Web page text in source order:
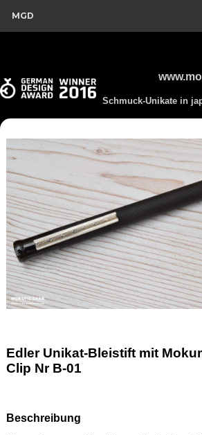
MGD
Schmuck-Unikate in
Edler Unikat-Bleistift mit
Clip Nr B-01
Beschreibung